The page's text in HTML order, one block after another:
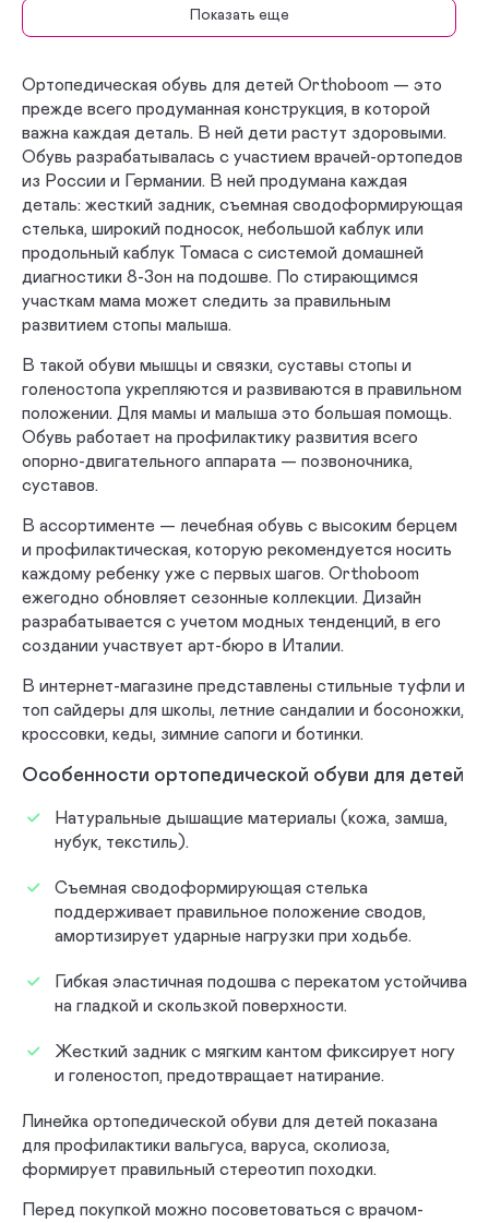
Сникеры
Биркенштоки Сандалеты
Босоножки Антивальгусная
Плоскостопие
Профилактическая Весна - Осень
Зима
Школьная С высоким берцем
Мокасины С супинатором
С каблуком Томаса С жестким задником
Ботинки для школы Для малышей
Туфли для школы
Показать еще
Ортопедическая обувь для детей Orthoboom — это
прежде всего продуманная конструкция, в которой
важна каждая деталь. В ней дети растут здоровыми.
Обувь разрабатывалась с участием врачей-ортопедов
из России и Германии. В ней продумана каждая
деталь: жесткий задник, съемная сводоформирующая
стелька, широкий подносок, небольшой каблук или
продольный каблук Томаса с системой домашней
диагностики 8-Зон на подошве. По стирающимся
участкам мама может следить за правильным
развитием стопы малыша.
В такой обуви мышцы и связки, суставы стопы и
голеностопа укрепляются и развиваются в правильном
положении. Для мамы и малыша это большая помощь.
Обувь работает на профилактику развития всего
опорно-двигательного аппарата — позвоночника,
суставов.
В ассортименте — лечебная обувь с высоким берцем
и профилактическая, которую рекомендуется носить
каждому ребенку уже с первых шагов. Orthoboom
ежегодно обновляет сезонные коллекции. Дизайн
разрабатывается с учетом модных тенденций, в его
создании участвует арт-бюро в Италии.
В интернет-магазине представлены стильные туфли и
топ сайдеры для школы, летние сандалии и босоножки,
кроссовки, кеды, зимние сапоги и ботинки.
Особенности ортопедической обуви для детей
Натуральные дышащие материалы (кожа, замша,
нубук, текстиль).
Съемная сводоформирующая стелька
поддерживает правильное положение сводов,
амортизирует ударные нагрузки при ходьбе.
Гибкая эластичная подошва с перекатом устойчива
на гладкой и скользкой поверхности.
Жесткий задник с мягким кантом фиксирует ногу
и голеностоп, предотвращает натирание.
Линейка ортопедической обуви для детей показана
для профилактики вальгуса, варуса, сколиоза,
формирует правильный стереотип походки.
Перед покупкой можно посоветоваться с врачом-